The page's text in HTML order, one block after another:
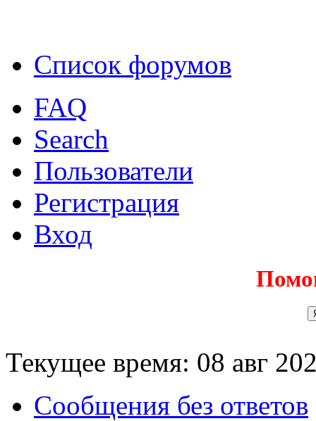
Список форумов
FAQ
Search
Пользователи
Регистрация
Вход
Текущее время: 08 авг
Сообщения без ответов